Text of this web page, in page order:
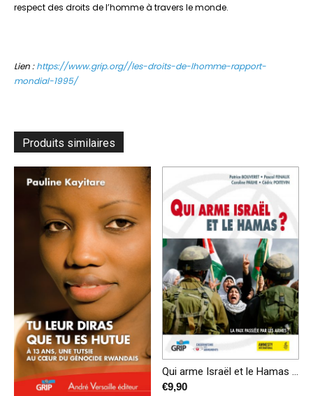
respect des droits de l’homme à travers le monde.
Lien :https://www.grip.org//les-droits-de-lhomme-rapport-
mondial-1995/
Produits similaires
Qui arme Israël et le Hamas ? – La paix pass(é)e par les armes ?
€9,90